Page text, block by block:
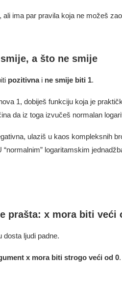
ali ima par pravila koja ne možeš
a što ne smije
pozitivnai ne smije biti 1.
1, dobiješ funkciju koja je
da iz toga izvučeš normalan
ulaziš u kaos kompleksnih
“normalnim” logaritamskim
prašta: x mora biti veći
dosta ljudi padne.
x mora biti strogo veći od 0